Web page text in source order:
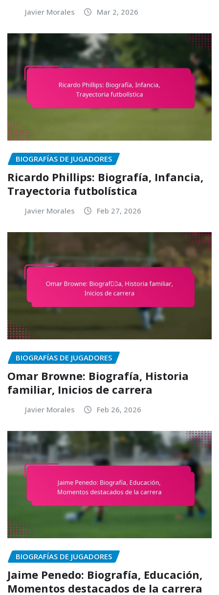
Javier Morales Mar 2, 2026
BIOGRAFÍAS DE JUGADORES
Ricardo Phillips: Biografía, Infancia,
Trayectoria futbolística
Javier Morales Feb 27, 2026
BIOGRAFÍAS DE JUGADORES
Omar Browne: Biografía, Historia
familiar, Inicios de carrera
Javier Morales Feb 26, 2026
BIOGRAFÍAS DE JUGADORES
Jaime Penedo: Biografía, Educación,
Momentos destacados de la carrera